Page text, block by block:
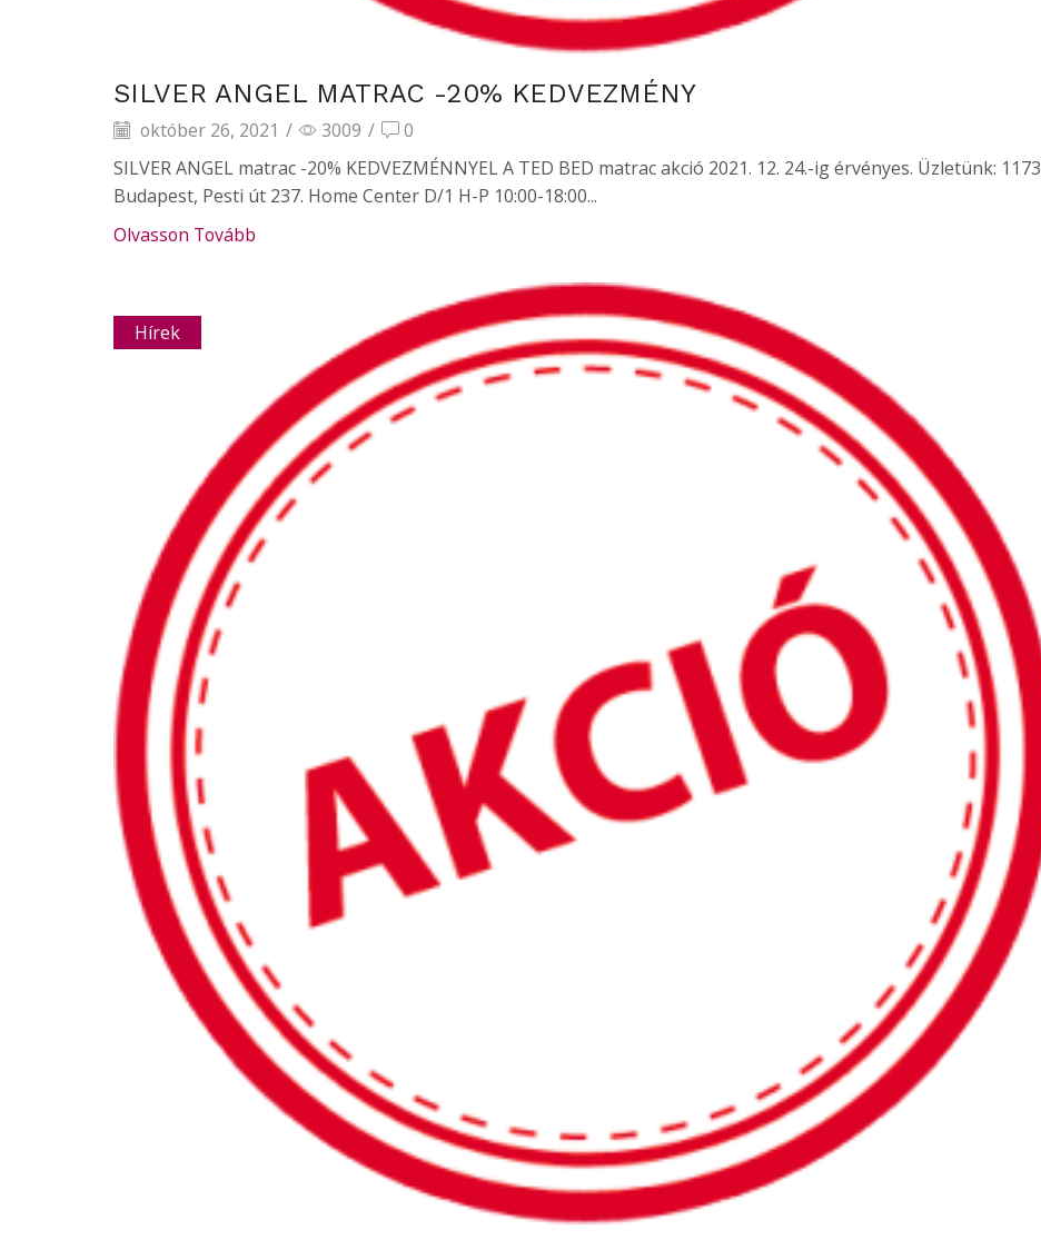
SILVER ANGEL MATRAC -20% KEDVEZMÉNY
október 26, 2021 / 3009 /
0
SILVER ANGEL matrac -20% KEDVEZMÉNNYEL A TED BED matrac akció 2021. 12. 24.-ig érvényes. Üzletünk: 1173
Budapest, Pesti út 237. Home Center D/1 H-P 10:00-18:00...
Olvasson Tovább
Hírek